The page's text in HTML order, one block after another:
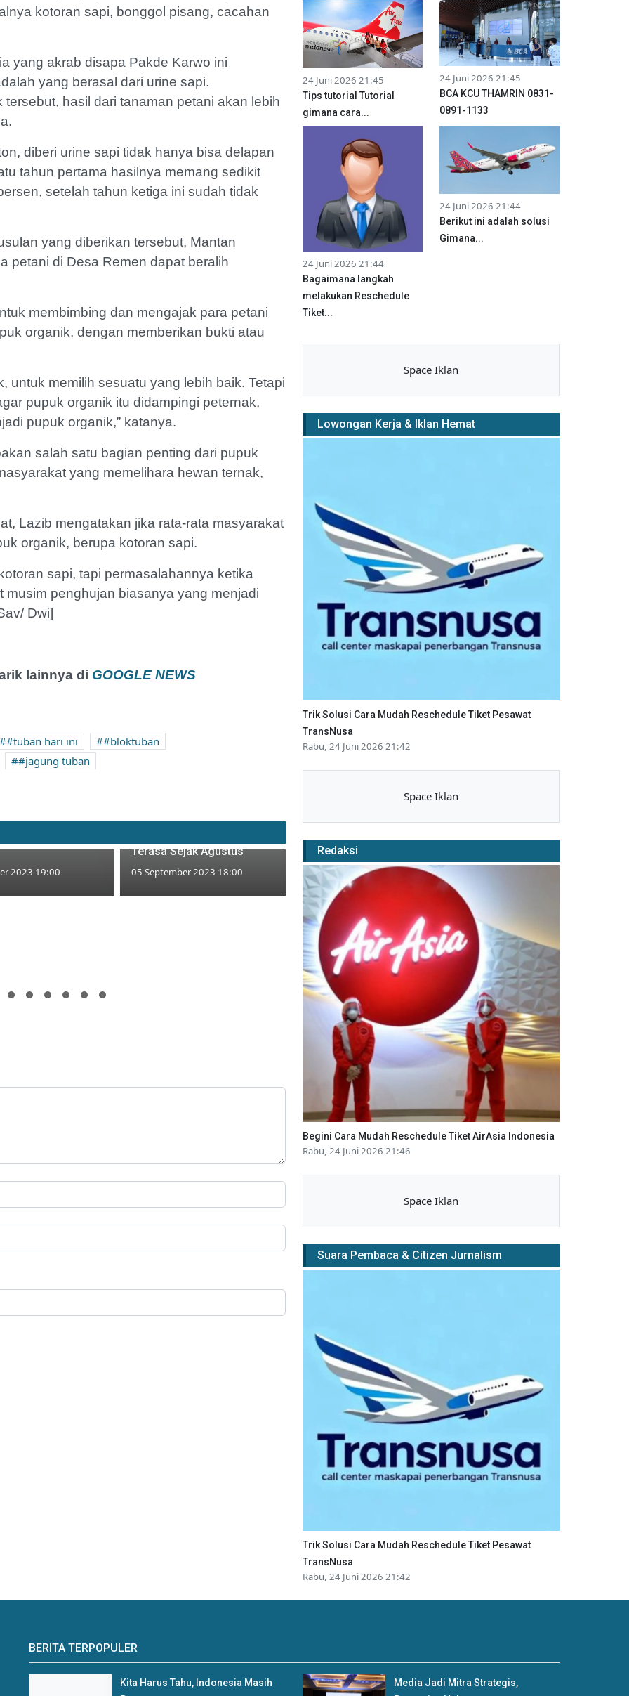
kotoran sapi, bonggol pisang, cacahan
yang akrab disapa Pakde Karwo ini
yang berasal dari urine sapi.
hasil dari tanaman petani akan lebih
diberi urine sapi tidak hanya bisa delapan
tahun pertama hasilnya memang sedikit
setelah tahun ketiga ini sudah tidak
yang diberikan tersebut, Mantan
petani di Desa Remen dapat beralih
membimbing dan mengajak para petani
organik, dengan memberikan bukti atau
untuk memilih sesuatu yang lebih baik. Tetapi
pupuk organik itu didampingi peternak,
pupuk organik,” katanya.
salah satu bagian penting dari pupuk
yang memelihara hewan ternak,
Lazib mengatakan jika rata-rata masyarakat
organik, berupa kotoran sapi.
sapi, tapi permasalahannya ketika
penghujan biasanya yang menjadi
Dwi]
lainnya di GOOGLE NEWS
#tuban hari ini
#bloktuban
#jagung tuban
GGR Tuban
2023 19:00
Terasa Sejak Agustus
05 September 2023 18:00
24 Juni 2026 21:45
Tips tutorial Tutorial
gimana cara...
24 Juni 2026 21:45
BCA KCU THAMRIN 0831-
0891-1133
24 Juni 2026 21:44
Bagaimana langkah
melakukan Reschedule
Tiket...
24 Juni 2026 21:44
Berikut ini adalah solusi
Gimana...
Space Iklan
Lowongan Kerja & Iklan Hemat
Trik Solusi Cara Mudah Reschedule Tiket Pesawat
TransNusa
Rabu, 24 Juni 2026 21:42
Space Iklan
Redaksi
Begini Cara Mudah Reschedule Tiket AirAsia Indonesia
Rabu, 24 Juni 2026 21:46
Space Iklan
Suara Pembaca & Citizen Jurnalism
Trik Solusi Cara Mudah Reschedule Tiket Pesawat
TransNusa
Rabu, 24 Juni 2026 21:42
BERITA TERPOPULER
Kita Harus Tahu, Indonesia Masih
Media Jadi Mitra Strategis,